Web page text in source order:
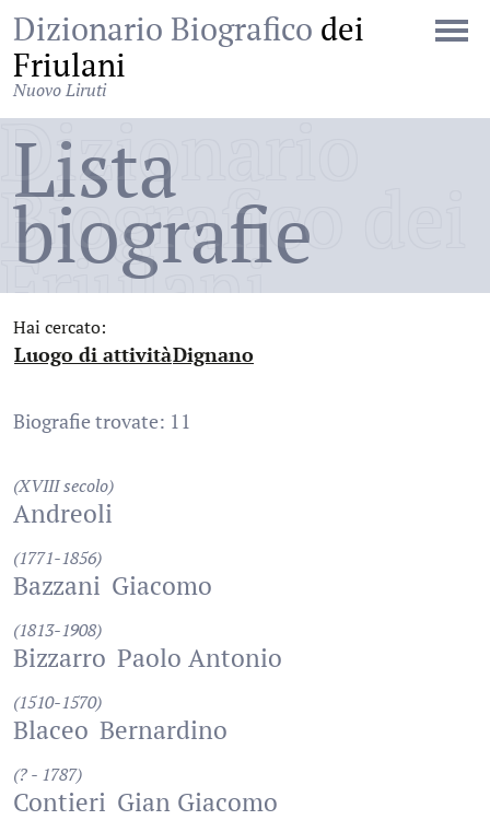
Dizionario Biografico dei
Friulani
Nuovo Liruti
Dizionario
Biografico dei
Friulani
Lista
biografie
Hai cercato:
Luogo di attività
:Dignano
Biografie trovate: 11
(XVIII secolo)
Andreoli
(1771-1856)
Bazzani Giacomo
(1813-1908)
Bizzarro Paolo Antonio
(1510-1570)
Blaceo Bernardino
(? - 1787)
Contieri Gian Giacomo